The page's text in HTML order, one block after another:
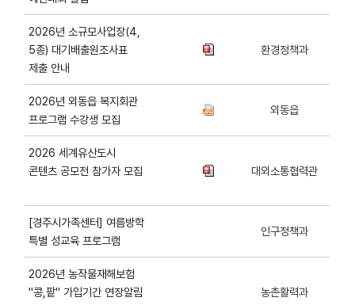
2026년 소규모사업장(4,
5종) 대기배출원조사표
제출 안내
환경정책과
2026년 외동읍 복지회관
프로그램 수강생 모집
외동읍
2026 세계유산도시
콘텐츠 공모전 참가자 모집
대외소통협력관
[경주시가족센터] 여름방학
특별 성교육 프로그램
인구정책과
2026년 농작물재해보험
"콩,팥" 가입기간 연장알림
농촌활력과